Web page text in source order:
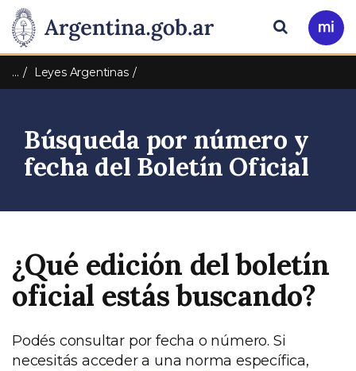
Presidencia
de
Nación
Pasar al contenido principal
Ir
a
Buscar
… Leyes Argentinas
Búsqueda por número y
fecha del Boletín Oficial
¿Qué edición del boletín
oficial estás buscando?
Podés consultar por fecha o número. Si
necesitás acceder a una norma específica,